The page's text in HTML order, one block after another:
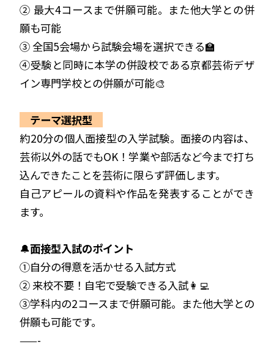
② 最大4コースまで併願可能。また他大学との併
願も可能
③ 全国5会場から試験会場を選択できる🏫
④受験と同時に本学の併設校である京都芸術デザ
イン専門学校との併願が可能🎨
テーマ選択型
約20分の個人面接型の入学試験。面接の内容は、
芸術以外の話でもOK！学業や部活など今まで打ち
込んできたことを芸術に限らず評価します。
自己アピールの資料や作品を発表することができ
ます。
🔔面接型入試のポイント
①自分の得意を活かせる入試方式
② 来校不要！自宅で受験できる入試👩‍💻
③学科内の2コースまで併願可能。また他大学との
併願も可能です。
——-